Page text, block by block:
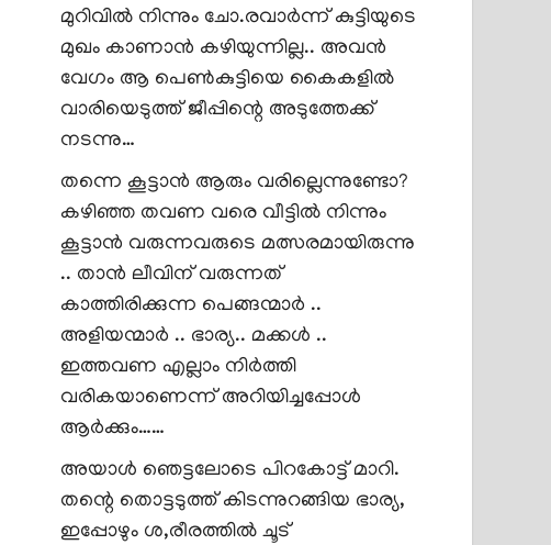
മുറിവിൽ നിന്നും ചോ.രവാർന്ന് കുട്ടിയുടെ
മുഖം കാണാൻ കഴിയുന്നില്ല.. അവൻ
വേഗം ആ പെൺകുട്ടിയെ കൈകളിൽ
വാരിയെടുത്ത് ജീപ്പിന്റെ അടുത്തേക്ക്
നടന്നു…
തന്നെ കൂട്ടാൻ ആരും വരില്ലെന്നുണ്ടോ?
കഴിഞ്ഞ തവണ വരെ വീട്ടിൽ നിന്നും
കൂട്ടാൻ വരുന്നവരുടെ മത്സരമായിരുന്നു
.. താൻ ലീവിന് വരുന്നത്
കാത്തിരിക്കുന്ന പെങ്ങന്മാർ ..
അളിയന്മാർ .. ഭാര്യ.. മക്കൾ ..
ഇത്തവണ എല്ലാം നിർത്തി
വരികയാണെന്ന് അറിയിച്ചപ്പോൾ
ആർക്കും……
അയാൾ ഞെട്ടലോടെ പിറകോട്ട് മാറി.
തന്റെ തൊട്ടടുത്ത് കിടന്നുറങ്ങിയ ഭാര്യ,
ഇപ്പോഴും ശ,രീരത്തിൽ ചൂട്